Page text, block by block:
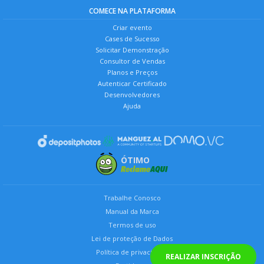
REALIZAR INSCRIÇÃO
COMECE NA PLATAFORMA
Criar evento
Cases de Sucesso
Solicitar Demonstração
Consultor de Vendas
Planos e Preços
Autenticar Certificado
Desenvolvedores
Ajuda
ÓTIMO
Trabalhe Conosco
Manual da Marca
Termos de uso
Lei de proteção de Dados
Política de privacidade